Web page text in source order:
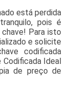
está perdida
pois é
Para isto
e solicite
codificada
Codificada Ideal
de preço de